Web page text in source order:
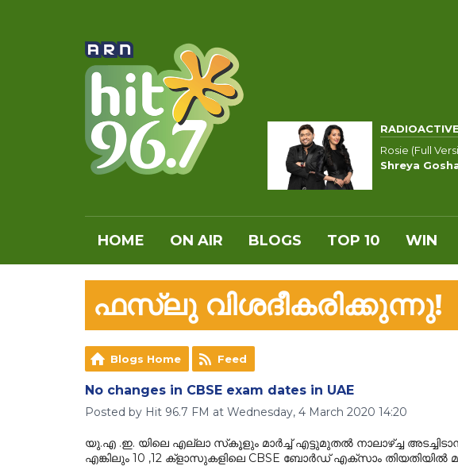
RADIOACTIVE
Rosie (Full
Shreya
HOME ON AIR BLOGS TOP 10 WIN
ഫസ്‌ലു വിശദീകരിക്കുന്നു!
Blogs Home Feed
No changes in CBSE exam dates in UAE
Posted by Hit 96.7 FM at Wednesday, 4 March 2020 14:20
യു.എ .ഇ. യിലെ എല്ലാ സ്‌കൂളും മാർച്ച് എട്ടുമുതൽ നാലാഴ്ച്ച
എങ്കിലും 10 ,12 ക്‌ളാസുകളിലെ CBSE ബോർഡ് എക്സാം തിയതിയിൽ